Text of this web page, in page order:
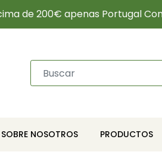
de 200€ apenas Portugal
SOBRE NOSOTROS PRODUCTOS